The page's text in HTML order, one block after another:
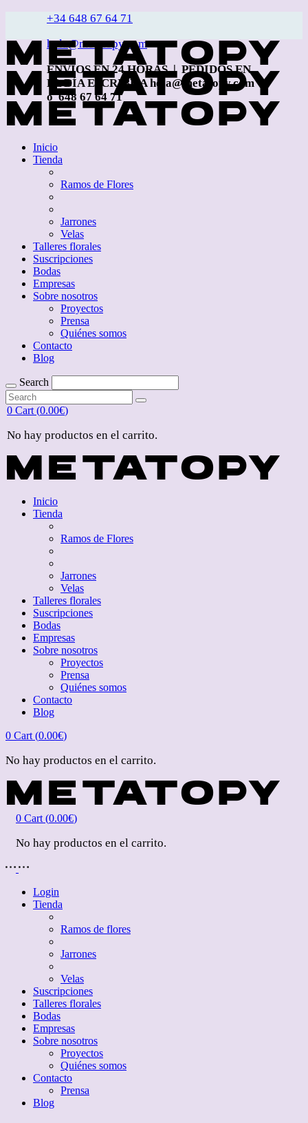
+34 648 67 64 71
hola@metatopy.com
ENVÍOS EN 24 HORAS | PEDIDOS EN
EL DÍA ESCRIBE A hola@metatopy.com
o 648 67 64 71
Inicio
Tienda
Ramos de Flores
Jarrones
Velas
Talleres florales
Suscripciones
Bodas
Empresas
Sobre nosotros
Proyectos
Prensa
Quiénes somos
Contacto
Blog
Search
for:
Search
Search
for:
0 Cart (0.00€)
No hay productos en el carrito.
Inicio
Tienda
Ramos de Flores
Jarrones
Velas
Talleres florales
Suscripciones
Bodas
Empresas
Sobre nosotros
Proyectos
Prensa
Quiénes somos
Contacto
Blog
0 Cart (0.00€)
No hay productos en el carrito.
0 Cart (0.00€)
No hay productos en el carrito.
Login
Tienda
Ramos de flores
Jarrones
Velas
Suscripciones
Talleres florales
Bodas
Empresas
Sobre nosotros
Proyectos
Quiénes somos
Contacto
Prensa
Blog